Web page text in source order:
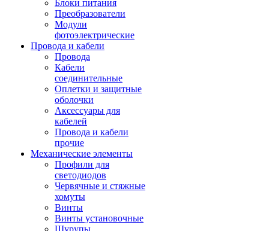
Блоки питания
Преобразователи
Модули
фотоэлектрические
Провода и кабели
Провода
Кабели
соединительные
Оплетки и защитные
оболочки
Аксессуары для
кабелей
Провода и кабели
прочие
Механические элементы
Профили для
светодиодов
Червячные и стяжные
хомуты
Винты
Винты установочные
Шурупы